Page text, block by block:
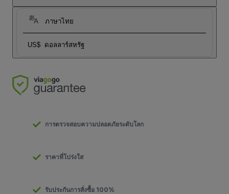
ภาษาไทย
US$ ดอลลาร์สหรัฐ
การตรวจสอบความปลอดภัยระดับโลก
ราคาที่โปร่งใส
รับประกันการสั่งซื้อ 100%